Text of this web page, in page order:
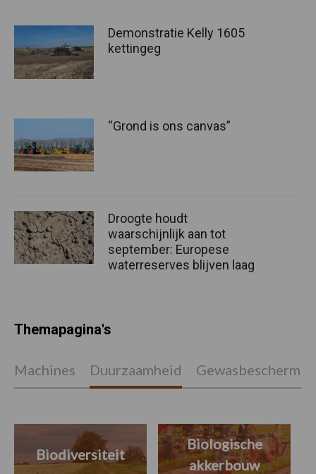
Demonstratie Kelly 1605
kettingeg
“Grond is ons canvas”
Droogte houdt
waarschijnlijk aan tot
september: Europese
waterreserves blijven laag
Themapagina's
Machines Duurzaamheid
Biodiversiteit
Biologische
akkerbouw